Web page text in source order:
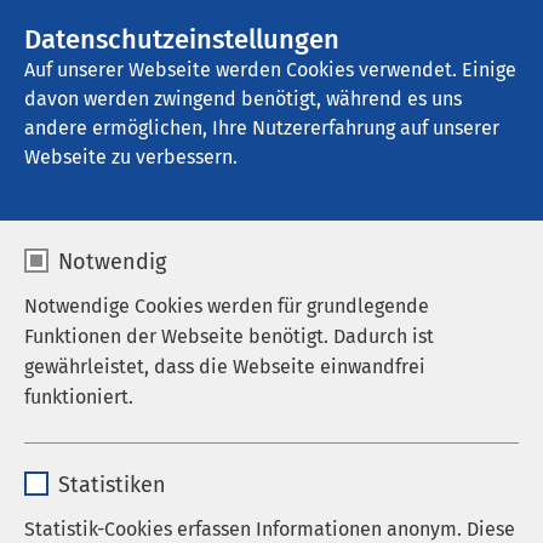
Datenschutzeinstellungen
Auf unserer Webseite werden Cookies verwendet. Einige
davon werden zwingend benötigt, während es uns
andere ermöglichen, Ihre Nutzererfahrung auf unserer
Webseite zu verbessern.
Notwendig
Notwendige Cookies werden für grundlegende
Funktionen der Webseite benötigt. Dadurch ist
gewährleistet, dass die Webseite einwandfrei
funktioniert.
Anbieter sgalinski
Statistiken
Statistik-Cookies erfassen Informationen anonym. Diese
AMEOS Stadtpraxis Zug
Auf einen Blick